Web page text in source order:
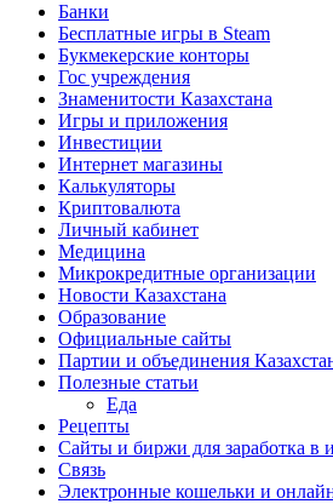
Банки
Бесплатные игры в Steam
Букмекерские конторы
Гос учреждения
Знаменитости Казахстана
Игры и приложения
Инвестиции
Интернет магазины
Калькуляторы
Криптовалюта
Личный кабинет
Медицина
Микрокредитные организации
Новости Казахстана
Образование
Официальные сайты
Партии и объединения
Полезные статьи
Еда
Рецепты
Сайты и биржи для заработка в
Связь
Электронные кошельки и